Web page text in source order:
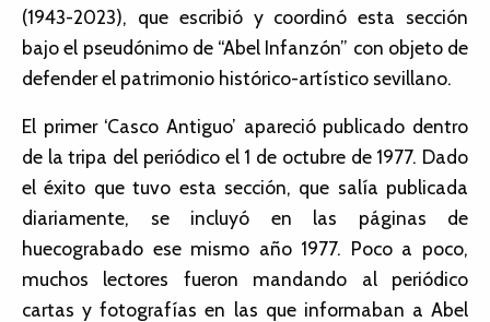
(1943-2023), que escribió y coordinó esta sección
bajo el pseudónimo de “Abel Infanzón” con objeto de
defender el patrimonio histórico-artístico sevillano.
El primer ‘Casco Antiguo’ apareció publicado dentro
de la tripa del periódico el 1 de octubre de 1977. Dado
el éxito que tuvo esta sección, que salía publicada
diariamente, se incluyó en las páginas de
huecograbado ese mismo año 1977. Poco a poco,
muchos lectores fueron mandando al periódico
cartas y fotografías en las que informaban a Abel